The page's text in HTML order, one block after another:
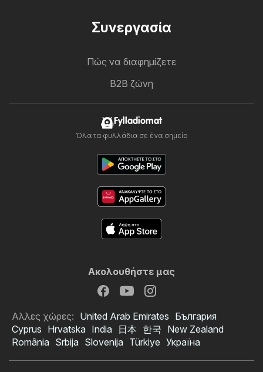
Συνεργασία
Πώς να διαφημίζετε
B2B ζώνη
Fylladiomat
Όλα τα φυλλάδια σε ένα σημείο
Ακολουθήστε μας
Αλλες χώρες: United Arab Emirates България
Cyprus Hrvatska India 日本 한국 New Zealand
România Srbija Slovenija Türkiye Україна